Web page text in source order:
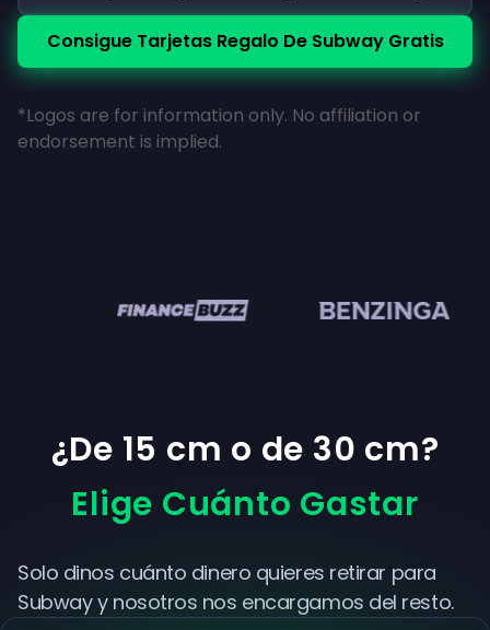
Consigue Tarjetas Regalo De Subway Gratis
*Logos are for information only. No affiliation or
endorsement is implied.
¿De 15 cm o de 30 cm?
Elige Cuánto Gastar
Solo dinos cuánto dinero quieres retirar para
Subway y nosotros nos encargamos del resto.